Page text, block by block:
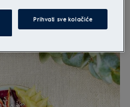
Prihvati sve kolačiće